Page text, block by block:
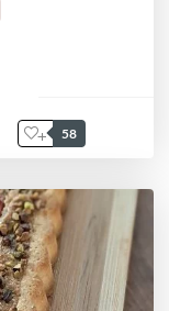
58